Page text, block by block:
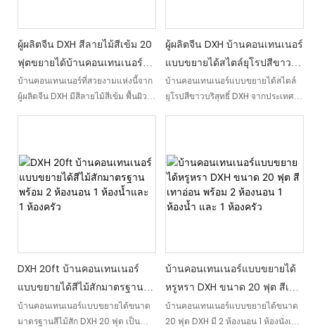
ผู้ผลิตจีน DXH สีลายไม้สีเข้ม 20
ฟุตขยายได้บ้านคอนเทนเนอร์ที่
สวยงามพร้อม 2 ห้องนอน 1
ห้องน้ำ 1 ห้องครัว
บ้านคอนเทนเนอร์ที่สวยงามแห่งนี้จาก
ผู้ผลิตจีน DXH มีสีลายไม้สีเข้ม พื้นผิว
พื้นที่อยู่อาศัยที่มีสไตล์และใช้งานได้
จริง
ผู้ผลิตจีน DXH บ้านคอนเทนเนอร์
แบบขยายได้สไตล์ยุโรปสีขาว
บริสุทธิ์ 20 ฟุตพร้อม 2 ห้องนอน
1 ห้องครัวและ 1 ห้องน้ำ
บ้านคอนเทนเนอร์แบบขยายได้สไตล์
ยุโรปสีขาวบริสุทธิ์ DXH จากประเทศ
คอนเทนเนอร์ขนาด 20 ฟุต
DXH 20ft บ้านคอนเทนเนอร์
แบบขยายได้สีไม้สักมาตรฐาน
พร้อม 2 ห้องนอน 1 ห้องน้ำและ 1
ห้องครัว
บ้านคอนเทนเนอร์แบบขยายได้ขนาด
มาตรฐานสีไม้สัก DXH 20 ฟุต เป็น
บ้านคอนเทนเนอร์แบบขยายได้
หรูหรา DXH ขนาด 20 ฟุต สีเทา
อ่อน พร้อม 2 ห้องนอน 1 ห้องน้ำ
และ 1 ห้องครัว
บ้านคอนเทนเนอร์แบบขยายได้ขนาด
20 ฟุต DXH มี 2 ห้องนอน 1 ห้องนั่งเล่น